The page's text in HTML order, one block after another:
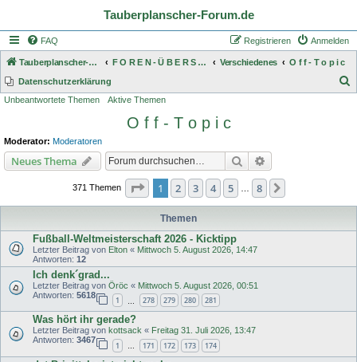
Tauberplanscher-Forum.de
FAQ Anmelden
Registrieren
Tauberplanscher-Forum.de F O R E N - Ü B E R S I C H T Verschiedenes
O f f - T o p i c
Datenschutzerklärung
Unbeantwortete Themen Aktive Themen
O f f - T o p i c
Moderator: Moderatoren
Neues Thema Suche
371 Themen Seite 1von
1 2 3 4 5 8
Themen
Fußball-Weltmeisterschaft 2026 - Kicktipp
Letzter Beitrag von Elton « Mittwoch 5. August 2026, 14:47
Antworten: 12
Ich denk´grad...
Letzter Beitrag von Öröc « Mittwoch 5. August 2026, 00:51
Antworten: 5618
1 278 279 280 281
Was hört ihr gerade?
Letzter Beitrag von kottsack « Freitag 31. Juli 2026, 13:47
Antworten: 3467
1 … 171 172 173 174